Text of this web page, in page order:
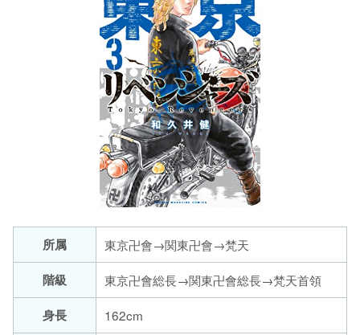
所属
階級
東京卍會総長→関東卍會総長→梵天首領
身長
162cm